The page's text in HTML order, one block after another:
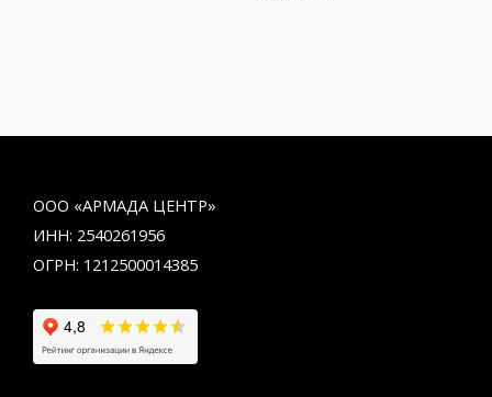
ООО «АРМАДА ЦЕНТР»
ИНН: 2540261956
ОГРН: 1212500014385